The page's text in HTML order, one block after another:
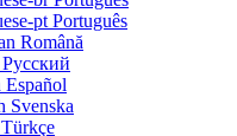
Português
Română
Русский
Español
Svenska
Türkçe